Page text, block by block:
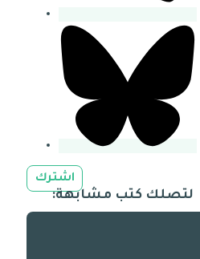
اشترك
لتصلك كتب مشابهة: